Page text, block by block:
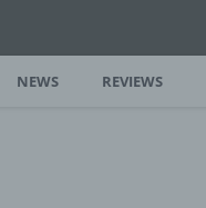
NEWS REVIEWS